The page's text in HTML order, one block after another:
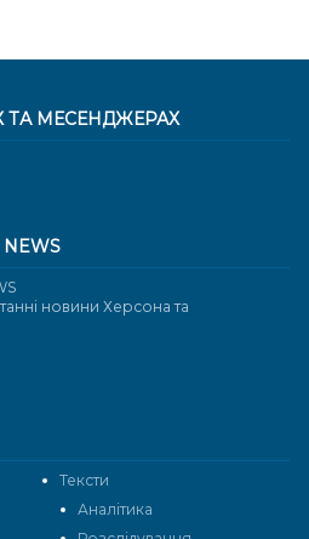
Тексти
Аналітика
ТА МЕСЕНДЖЕРАХ
NEWS
новини Херсона та